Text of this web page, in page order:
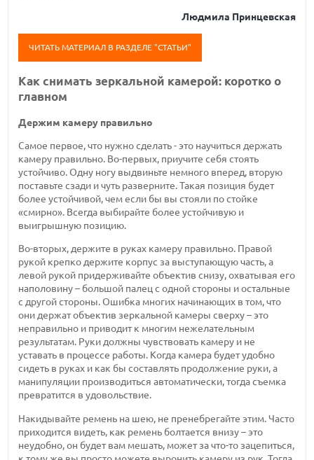
Людмила Принцевская
ЧИТАТЬ МАТЕРИАЛ В РАЗДЕЛЕ "СТАТЬИ"
Как снимать зеркальной камерой: коротко о
главном
Держим камеру правильно
Самое первое, что нужно сделать - это научиться держать
камеру правильно. Во-первых, приучите себя стоять
устойчиво. Одну ногу выдвиньте немного вперед, вторую
поставьте сзади и чуть разверните. Такая позиция будет
более устойчивой, чем если бы вы стояли по стойке
«смирно». Всегда выбирайте более устойчивую и
выигрышную позицию.
Во-вторых, держите в руках камеру правильно. Правой
рукой крепко держите корпус за выступающую часть, а
левой рукой придерживайте объектив снизу, охватывая его
наполовину – большой палец с одной стороны и остальные
с другой стороны. Ошибка многих начинающих в том, что
они держат объектив зеркальной камеры сверху – это
неправильно и приводит к многим нежелательным
результатам. Руки должны чувствовать камеру и не
уставать в процессе работы. Когда камера будет удобно
сидеть в руках и как бы составлять продолжение руки, а
манипуляции производиться автоматически, тогда съемка
превратится в удовольствие.
Накидывайте ремень на шею, не пренебрегайте этим. Часто
приходится видеть, как ремень болтается внизу – это
неудобно, он будет вам мешать, может за что-то зацепиться,